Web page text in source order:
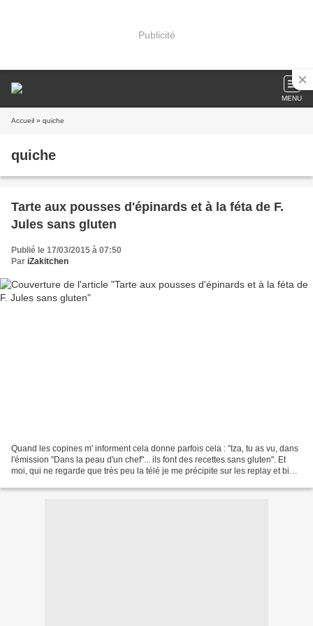
Publicité
MENU
Accueil » quiche
quiche
Tarte aux pousses d'épinards et à la féta de F.
Jules sans gluten
Publié le 17/03/2015 à 07:50
Par iZakitchen
Quand les copines m' informent cela donne parfois cela : "Iza, tu as vu, dans
l'émission "Dans la peau d'un chef"... ils font des recettes sans gluten". Et
moi, qui ne regarde que très peu la télé je me précipite sur les replay et bien